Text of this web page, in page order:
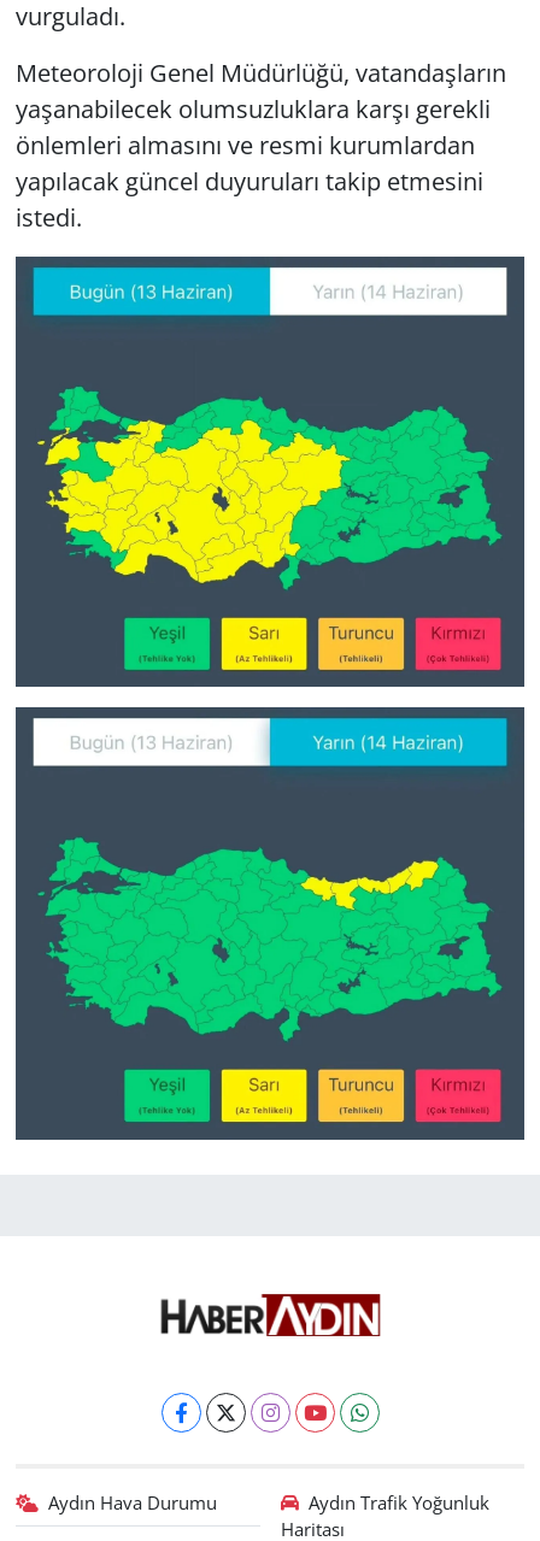
vurguladı.
Meteoroloji Genel Müdürlüğü, vatandaşların
yaşanabilecek olumsuzluklara karşı gerekli
önlemleri almasını ve resmi kurumlardan
yapılacak güncel duyuruları takip etmesini
istedi.
Aydın Hava Durumu
Aydın Trafik Yoğunluk
Haritası